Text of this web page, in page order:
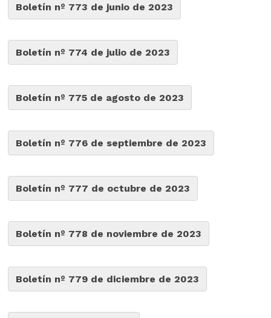
Boletín nº 773 de junio de 2023
Boletín nº 774 de julio de 2023
Boletín nº 775 de agosto de 2023
Boletín nº 776 de septiembre de 2023
Boletín nº 777 de octubre de 2023
Boletín nº 778 de noviembre de 2023
Boletín nº 779 de diciembre de 2023